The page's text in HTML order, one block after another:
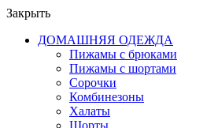
Закрыть
ДОМАШНЯЯ ОДЕЖДА
Пижамы с брюками
Пижамы с шортами
Сорочки
Комбинезоны
Халаты
Шорты